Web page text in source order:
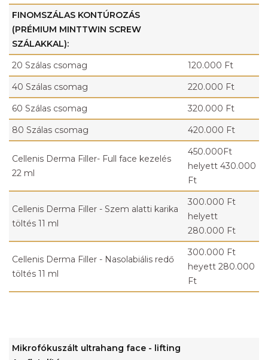
FINOMSZÁLAS KONTÚROZÁS
(PRÉMIUM MINTTWIN SCREW
SZÁLAKKAL):
20 Szálas csomag
120.000 Ft
40 Szálas csomag
220.000 Ft
60 Szálas csomag
320.000 Ft
80 Szálas csomag
420.000 Ft
Cellenis Derma Filler- Full face kezelés
22 ml
450.000Ft
helyett 430.000
Ft
Cellenis Derma Filler - Szem alatti karika
töltés 11 ml
300.000 Ft
helyett
280.000 Ft
Cellenis Derma Filler - Nasolabiális redő
töltés 11 ml
300.000 Ft
heyett 280.000
Ft
Mikrofókuszált ultrahang face - lifting